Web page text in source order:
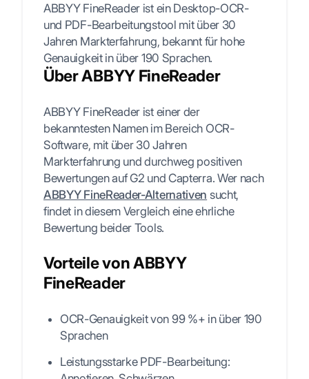
ABBYY FineReader ist ein Desktop-OCR-
und PDF-Bearbeitungstool mit über 30
Jahren Markterfahrung, bekannt für hohe
Genauigkeit in über 190 Sprachen.
Über ABBYY FineReader
ABBYY FineReader ist einer der
bekanntesten Namen im Bereich OCR-
Software, mit über 30 Jahren
Markterfahrung und durchweg positiven
Bewertungen auf G2 und Capterra. Wer nach
ABBYY FineReader-Alternativen sucht,
findet in diesem Vergleich eine ehrliche
Bewertung beider Tools.
Vorteile von ABBYY
FineReader
OCR-Genauigkeit von 99 %+ in über 190
Sprachen
Leistungsstarke PDF-Bearbeitung: